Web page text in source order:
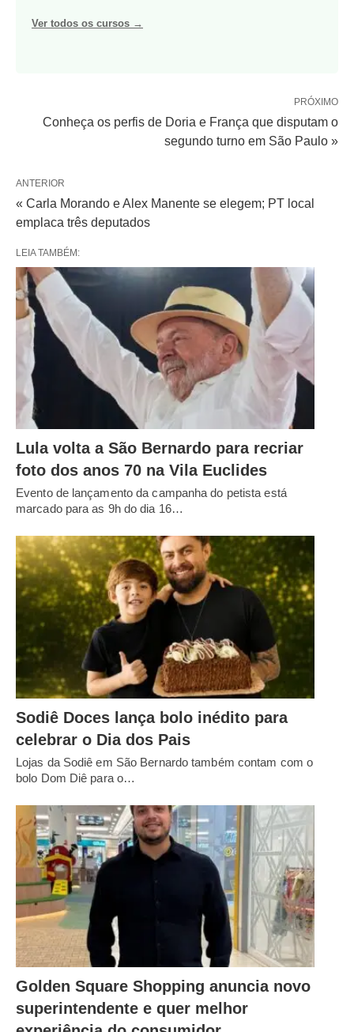
Ver todos os cursos →
PRÓXIMO
Conheça os perfis de Doria e França que disputam o
segundo turno em São Paulo »
ANTERIOR
« Carla Morando e Alex Manente se elegem; PT local
emplaca três deputados
LEIA TAMBÉM:
Lula volta a São Bernardo para recriar
foto dos anos 70 na Vila Euclides
Evento de lançamento da campanha do petista está
marcado para as 9h do dia 16…
Sodiê Doces lança bolo inédito para
celebrar o Dia dos Pais
Lojas da Sodiê em São Bernardo também contam com o
bolo Dom Diê para o…
Golden Square Shopping anuncia novo
superintendente e quer melhor